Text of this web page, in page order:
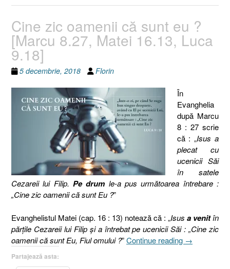
Cine zic oamenii că sunt eu ?
[Marcu 8.27, Matei 16.13, Luca
9.18]
5 decembrie, 2018 Florin
În
Evanghelia
după Marcu
8 : 27 scrie
că : „Isus a
plecat cu
ucenicii Săi
în satele
Cezareii lui Filip. Pe drum le-a pus următoarea întrebare :
„Cine zic oamenii că sunt Eu ?”
Evanghelistul Matei (cap. 16 : 13) notează că : „Isus a venitîn
părţile Cezareii lui Filip şi a întrebat pe ucenicii Săi : „Cine zic
oamenii că sunt Eu, Fiul omului ?”Continue reading „Cine
→
Partajează asta: